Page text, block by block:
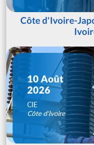
Côte d'Ivoire-
10 Août
2026
CIE
Côte d'Ivoire